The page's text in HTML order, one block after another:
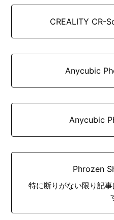
CREALITY CR-
Anycubic
Anycubic
Phrozen
特に断りがない限り記